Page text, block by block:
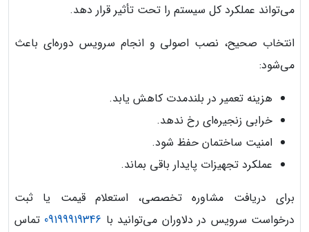
می‌تواند عملکرد کل سیستم را تحت تأثیر قرار دهد.
انتخاب صحیح، نصب اصولی و انجام سرویس دوره‌ای باعث
می‌شود:
هزینه تعمیر در بلندمدت کاهش یابد.
خرابی زنجیره‌ای رخ ندهد.
امنیت ساختمان حفظ شود.
عملکرد تجهیزات پایدار باقی بماند.
برای دریافت مشاوره تخصصی، استعلام قیمت یا ثبت
درخواست سرویس در دلاوران می‌توانید با 09199919346 تماس